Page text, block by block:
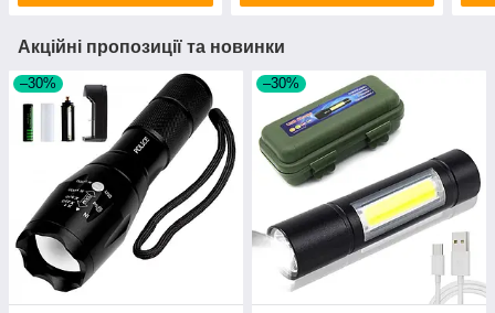
Акційні пропозиції та новинки
–30% –30%